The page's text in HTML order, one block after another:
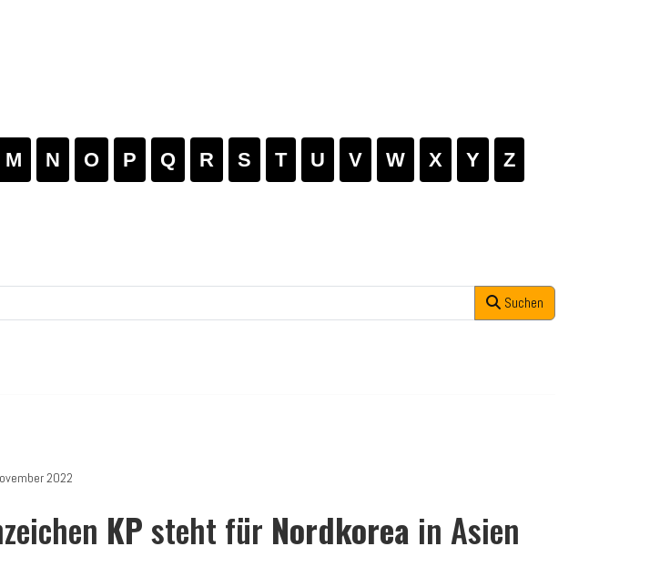
M N O P Q R S T U V W X Y Z
Suchen
2022
KPsteht für Nordkorea in Asien